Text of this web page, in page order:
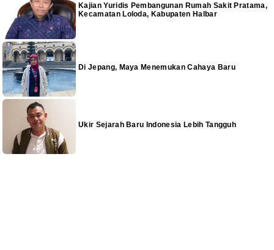
Kajian Yuridis Pembangunan Rumah Sakit Pratama,
Kecamatan Loloda, Kabupaten Halbar
Di Jepang, Maya Menemukan Cahaya Baru
Ukir Sejarah Baru Indonesia Lebih Tangguh